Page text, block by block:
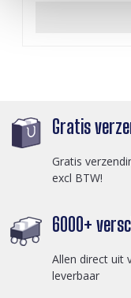
Gratis
Gratis
excl BTW!
6000+
Allen direct uit
leverbaar